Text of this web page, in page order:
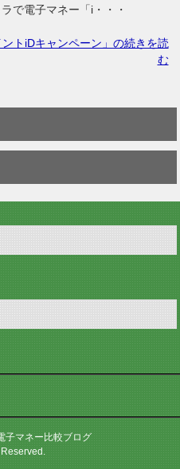
で電子マネー「i・・・
トiDキャンペーン」の続きを読
む
子マネー比較ブログ